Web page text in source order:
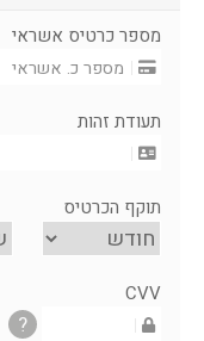
מספר כרטיס אשראי
תעודת זהות
תוקף הכרטיס
CVV
?